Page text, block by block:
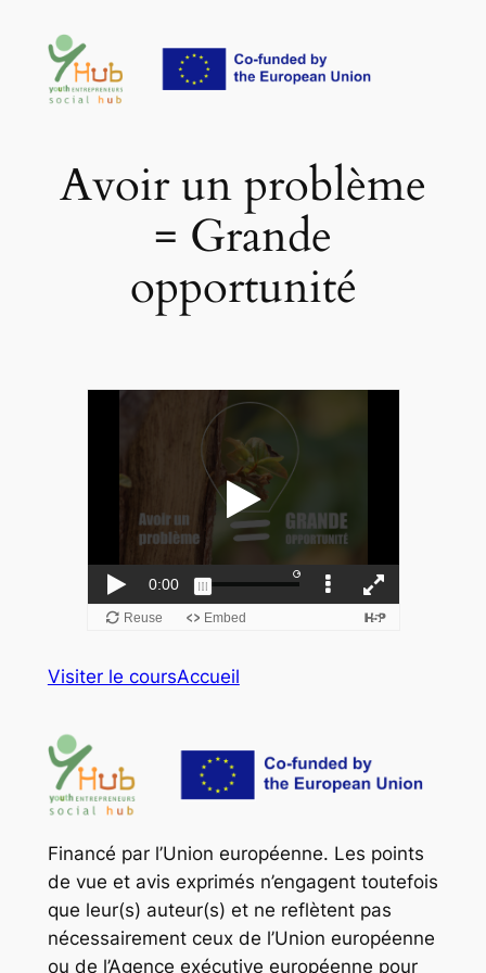
contenu
Avoir un problème
= Grande
opportunité
Visiter le coursAccueil
Financé par l’Union européenne. Les points
de vue et avis exprimés n’engagent toutefois
que leur(s) auteur(s) et ne reflètent pas
nécessairement ceux de l’Union européenne
ou de l’Agence exécutive européenne pour